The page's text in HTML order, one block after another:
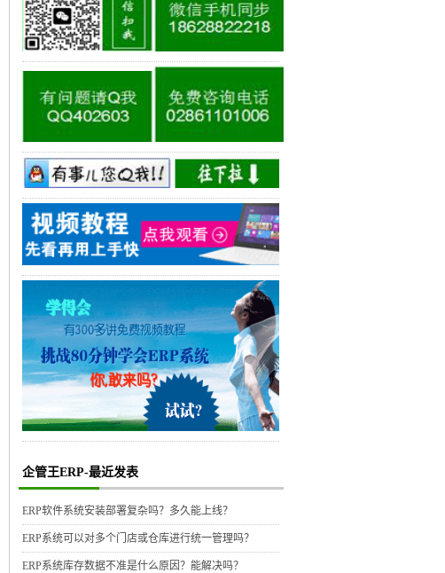
企管王ERP-最近发表
ERP软件系统安装部署复杂吗？多久能上线？
ERP系统可以对多个门店或仓库进行统一管理吗？
ERP系统库存数据不准是什么原因？能解决吗？